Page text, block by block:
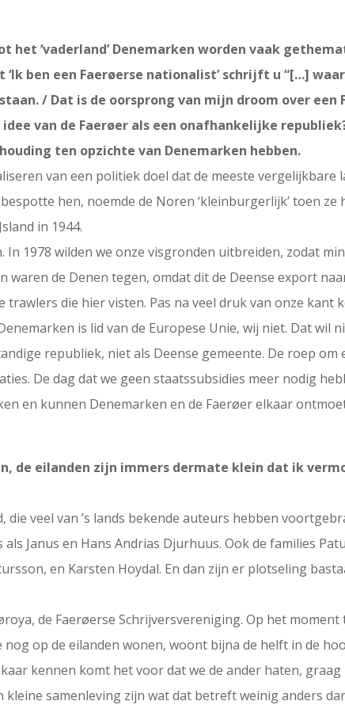
het ‘vaderland’ Denemarken worden vaak
ben een Faerøerse nationalist’ schrijft u “[…]
/ Dat is de oorsprong van mijn droom over een
van de Faerøer als een onafhankelijke
ten opzichte van Denemarken hebben.
van een politiek doel dat de meeste vergelijkbare
hen, noemde de Noren ‘kleinburgerlijk’ toen
in 1944.
1978 wilden we onze visgronden uitbreiden, zodat
de Denen tegen, omdat dit de Deense export
die hier visten. Pas na veel druk van onze kant
is lid van de Europese Unie, wij niet. Dat wil
republiek, niet als Deense gemeente. De roep om
De dag dat we geen staatssubsidies meer nodig
en kunnen Denemarken en de Faerøer elkaar
de eilanden zijn immers dermate klein dat ik
veel van ’s lands bekende auteurs hebben
Janus en Hans Andrias Djurhuus. Ook de families
en Karsten Hoydal. En dan zijn er plotseling
de Faerøerse Schrijversvereniging. Op het moment
op de eilanden wonen, woont bijna de helft in de
kennen komt het voor dat we de ander haten,
samenleving zijn wat dat betreft weinig anders